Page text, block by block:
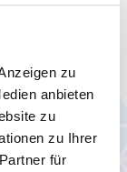
zu
anbieten
zu
zu Ihrer
für